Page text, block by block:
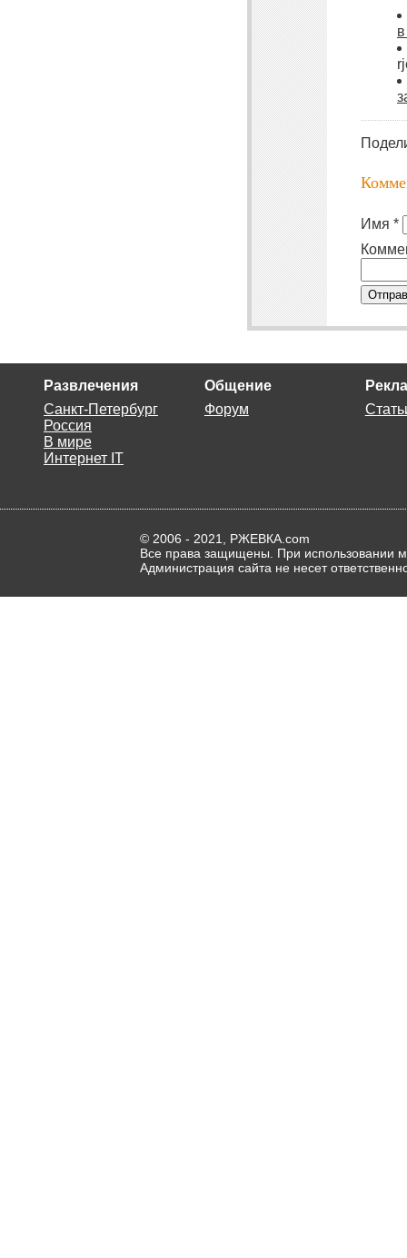
Имя *
Развлечения
Санкт-Петербург
Россия
В мире
Интернет IT
Общение
Форум
© 2006 - 2021, РЖЕВКА.com
Все права защищены. При использовании
Администрация сайта не несет